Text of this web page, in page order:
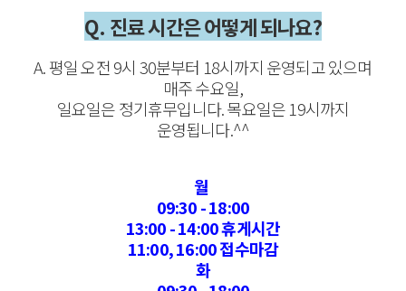
Q. 진료 시간은 어떻게 되나요?
A. 평일 오전 9시 30분부터 18시까지 운영되고 있으며
매주 수요일,
일요일은 정기휴무입니다. 목요일은 19시까지
운영됩니다.^^
월
09:30 - 18:00
13:00 - 14:00 휴게시간
11:00, 16:00 접수마감
화